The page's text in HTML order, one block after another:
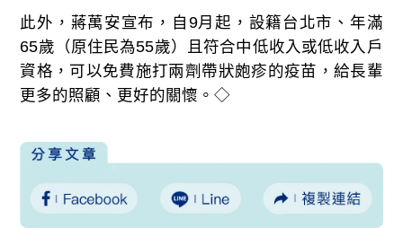
此外，蔣萬安宣布，自9月起，設籍台北市、年滿
65歲（原住民為55歲）且符合中低收入或低收入戶
資格，可以免費施打兩劑帶狀皰疹的疫苗，給長輩
更多的照顧、更好的關懷。◇